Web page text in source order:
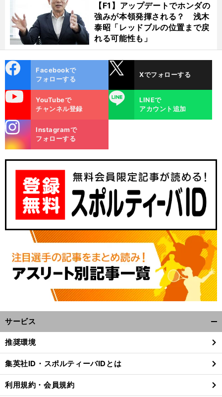
【F1】アップデートでホンダの
強みが本領発揮される？ 浅木
泰昭「レッドブルの位置まで戻
れる可能性も」
ok
Facebookで
フォローする
Xでフォローする
YouTubeで
チャンネル登録
LINE
LINEで
アカウント追加
m
Instagramで
フォローする
サービス
閉
る
推奨環境
集英社ID・スポルティーバIDとは
利用規約・会員規約